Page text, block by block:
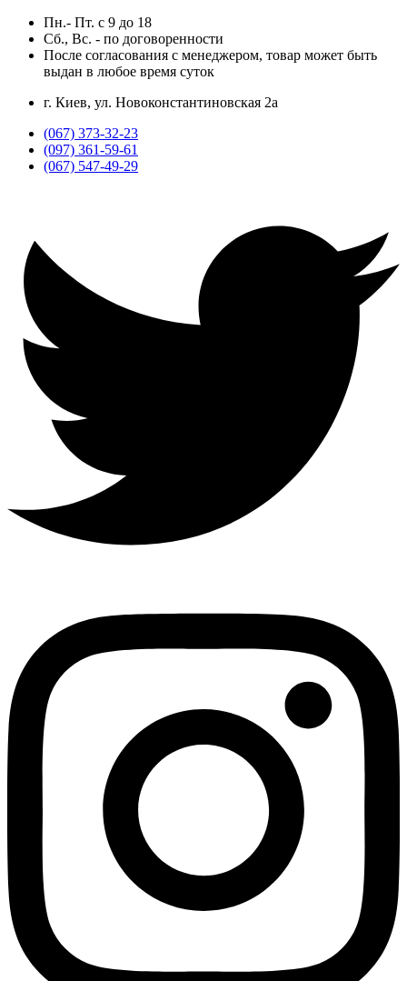
Пн.- Пт. с 9 до 18
Сб., Вс. - по договоренности
После согласования с менеджером, товар может быть
выдан в любое время суток
г. Киев, ул. Новоконстантиновская 2а
(067) 373-32-23
(097) 361-59-61
(067) 547-49-29